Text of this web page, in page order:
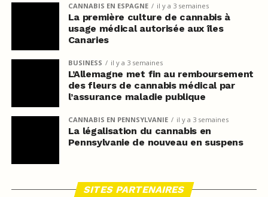
CANNABIS EN ESPAGNE il y a 3 semaines
La première culture de cannabis à
usage médical autorisée aux îles
Canaries
BUSINESS il y a 3 semaines
L’Allemagne met fin au remboursement
des fleurs de cannabis médical par
l’assurance maladie publique
CANNABIS EN PENNSYLVANIE il y a 3 semaines
La légalisation du cannabis en
Pennsylvanie de nouveau en suspens
SITES PARTENAIRES